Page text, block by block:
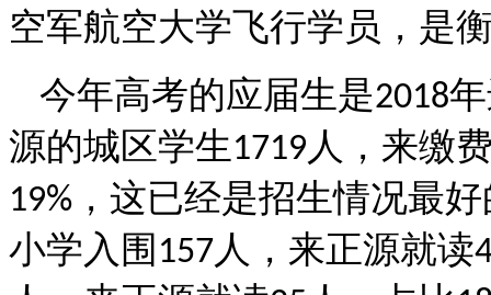
空军航空大学飞行学员，是
今年高考的应届生是2018
源的城区学生1719人，来缴
19% ，这已经是招生情况最
小学入围 157人，来正源就读